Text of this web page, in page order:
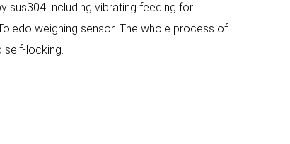
sus304.Including vibrating feeding for
weighing sensor .The whole process of
self-locking.